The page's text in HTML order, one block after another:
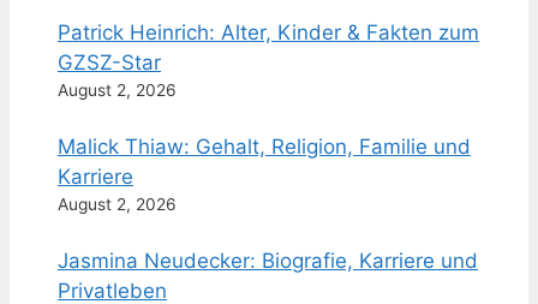
Patrick Heinrich: Alter, Kinder & Fakten zum
GZSZ-Star
August 2, 2026
Malick Thiaw: Gehalt, Religion, Familie und
Karriere
August 2, 2026
Jasmina Neudecker: Biografie, Karriere und
Privatleben